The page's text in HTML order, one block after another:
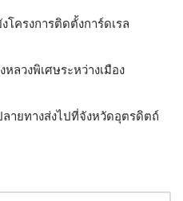
โครงการติดตั้งการ์ดเรล
ลวงพิเศษระหว่างเมือง
ลายทางส่งไปที่จังหวัดอุตรดิตถ์